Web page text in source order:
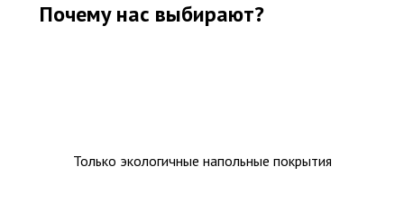
Почему нас выбирают?
Только экологичные напольные покрытия